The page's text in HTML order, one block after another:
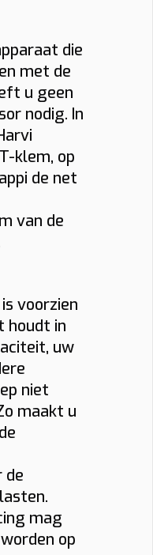
die
met de
u geen
nodig. In
klem, op
de net
van de
voorzien
houdt in
uw
niet
maakt u
de
mag
op